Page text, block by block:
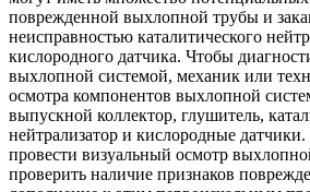
поврежденной выхлопной трубы и
неисправностью каталитического
кислородного датчика. Чтобы
выхлопной системой, механик или
осмотра компонентов выхлопной
выпускной коллектор, глушитель,
нейтрализатор и кислородные
провести визуальный осмотр
проверить наличие признаков